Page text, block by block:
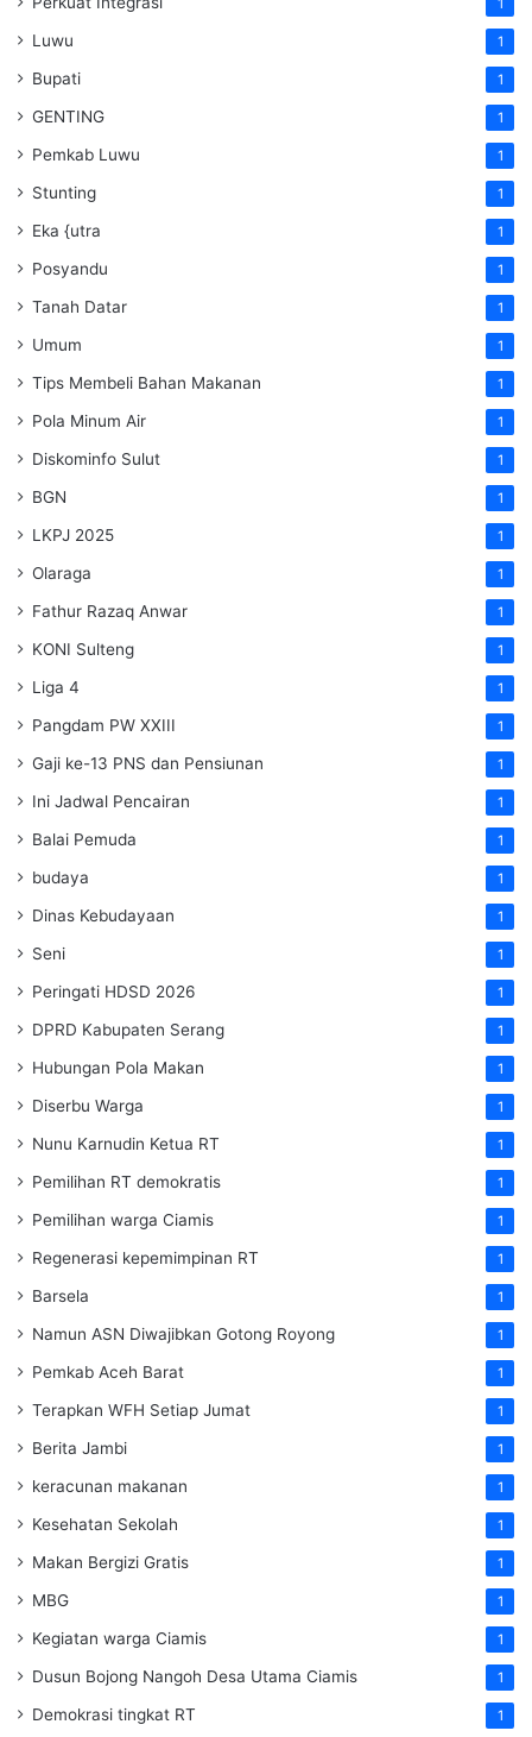
1
Luwu 1
Bupati 1
GENTING 1
Pemkab Luwu 1
Stunting 1
Eka {utra 1
Posyandu 1
Tanah Datar 1
Umum 1
Tips Membeli Bahan Makanan 1
Pola Minum Air 1
Diskominfo Sulut 1
BGN 1
LKPJ 2025 1
Olaraga 1
Fathur Razaq Anwar 1
KONI Sulteng 1
Liga 4 1
Pangdam PW XXIII 1
Gaji ke-13 PNS dan Pensiunan 1
Ini Jadwal Pencairan 1
Balai Pemuda 1
budaya 1
Dinas Kebudayaan 1
Seni 1
Peringati HDSD 2026 1
DPRD Kabupaten Serang 1
Hubungan Pola Makan 1
Diserbu Warga 1
Nunu Karnudin Ketua RT 1
Pemilihan RT demokratis 1
Pemilihan warga Ciamis 1
Regenerasi kepemimpinan RT 1
Barsela 1
Namun ASN Diwajibkan Gotong Royong 1
Pemkab Aceh Barat 1
Terapkan WFH Setiap Jumat 1
Berita Jambi 1
keracunan makanan 1
Kesehatan Sekolah 1
Makan Bergizi Gratis 1
MBG 1
Kegiatan warga Ciamis 1
Dusun Bojong Nangoh Desa Utama Ciamis 1
Demokrasi tingkat RT 1